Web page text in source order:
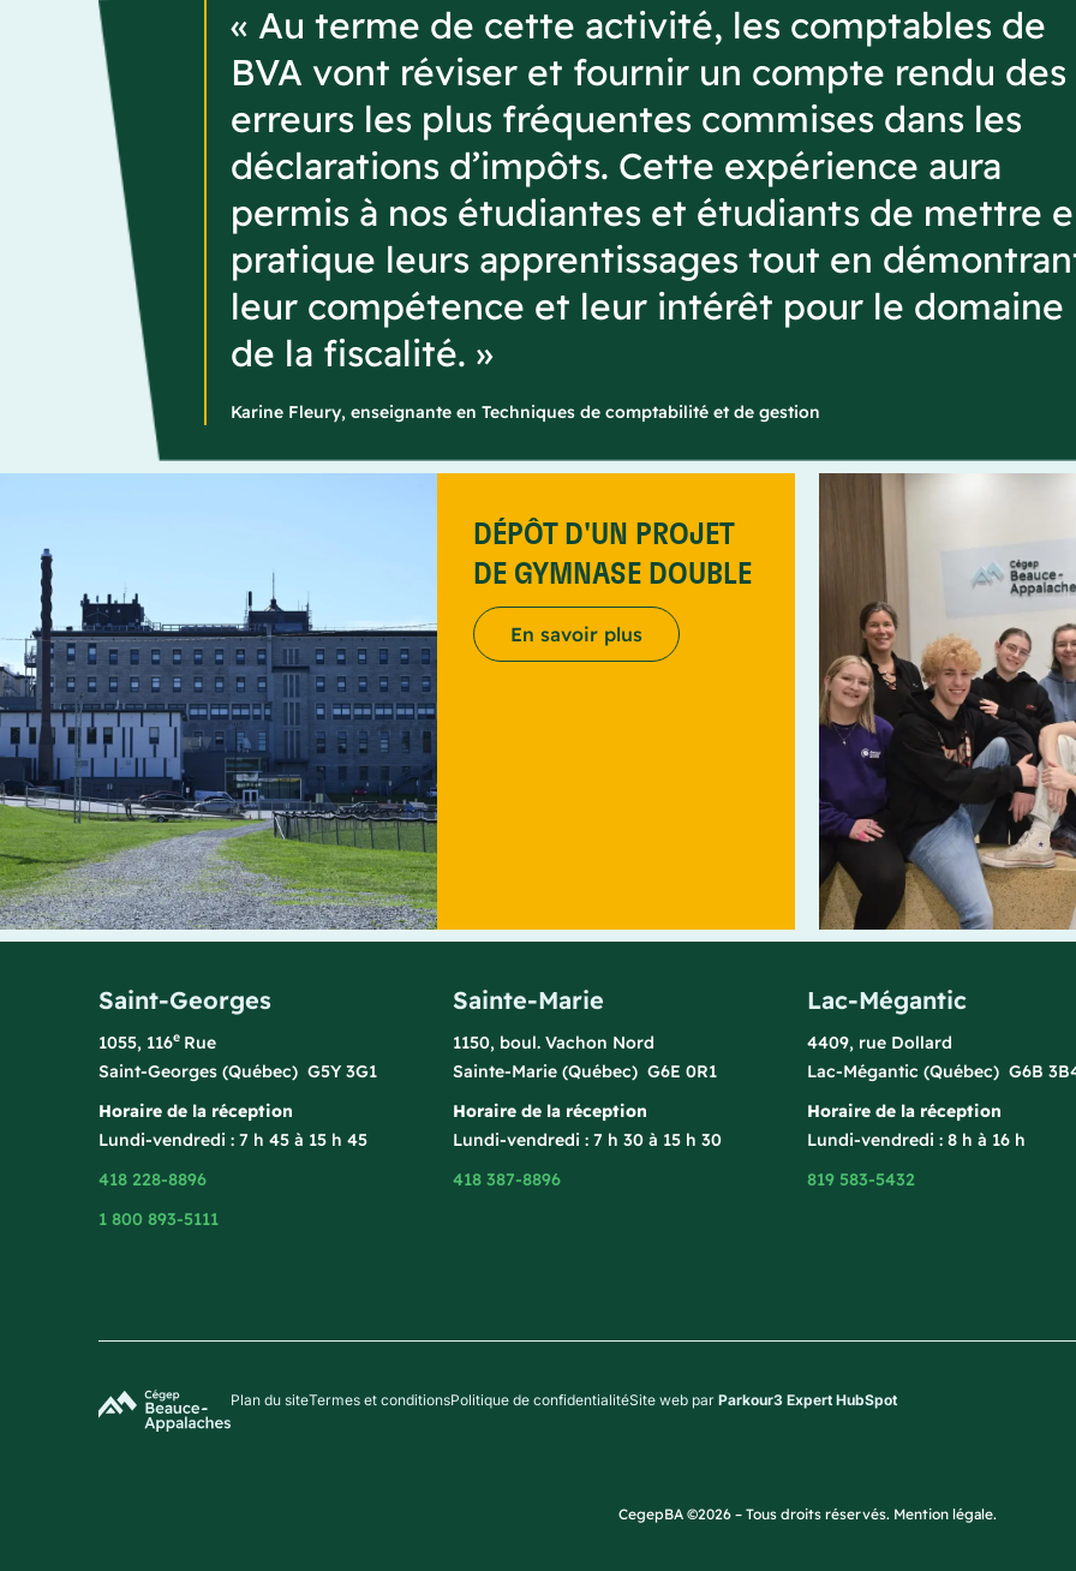
« Au terme de cette activité, les comptables de
BVA vont réviser et fournir un compte rendu des
erreurs les plus fréquentes commises dans les
déclarations d’impôts. Cette expérience aura
permis à nos étudiantes et étudiants de mettre
pratique leurs apprentissages tout en
leur compétence et leur intérêt pour le domaine
de la fiscalité. »
Karine Fleury, enseignante en Techniques de comptabilité et de gestion
DÉPÔT D'UN PROJET
DE GYMNASE DOUBLE
En savoir plus
Saint-Georges
1055, 116e Rue
Saint-Georges (Québec) G5Y 3G1
Horaire de la réception
Lundi-vendredi : 7 h 45 à 15 h 45
418 228-8896
1 800 893-5111
Sainte-Marie
1150, boul. Vachon Nord
Sainte-Marie (Québec) G6E 0R1
Horaire de la réception
Lundi-vendredi : 7 h 30 à 15 h 30
418 387-8896
Lac-Mégantic
4409, rue Dollard
Lac-Mégantic (Québec) G6B
Horaire de la réception
Lundi-vendredi : 8 h à 16 h
819 583-5432
Plan du siteTermes et conditionsPolitique de confidentialitéSite web par Parkour3 Expert HubSpot
CegepBA ©2026 – Tous droits réservés. Mention légale.